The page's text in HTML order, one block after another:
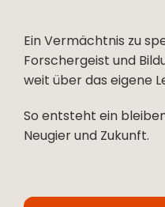
EinVermächtnis zu
Forschergeist und
weit über das eigene
So entsteht ein
Neugier und Zukunft.